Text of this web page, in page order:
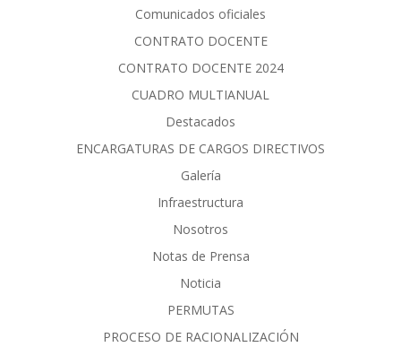
Comunicados oficiales
CONTRATO DOCENTE
CONTRATO DOCENTE 2024
CUADRO MULTIANUAL
Destacados
ENCARGATURAS DE CARGOS DIRECTIVOS
Galería
Infraestructura
Nosotros
Notas de Prensa
Noticia
PERMUTAS
PROCESO DE RACIONALIZACIÓN